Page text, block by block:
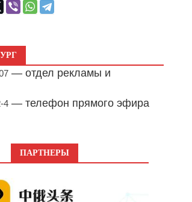
— отдел рекламы и
4 — телефон прямого эфира
ПАРТНЕРЫ